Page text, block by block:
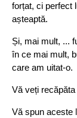
forțat, ci perfect
așteaptă.
Și, mai mult, ...
în ce mai mult,
care am uitat-o.
Vă veți
Vă spun aceste